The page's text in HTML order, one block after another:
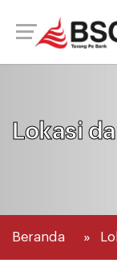
Lokasi
Beranda